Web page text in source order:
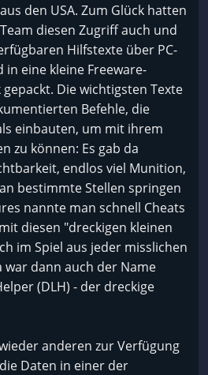
den USA. Zum Glück hatten
diesen Zugriff auch und
Hilfstexte über PC-
in eine kleine Freeware-
Die wichtigsten Texte
Befehle, die
einbauten, um mit ihrem
zu können: Es gab da
endlos viel Munition,
bestimmte Stellen springen
nannte man schnell Cheats
diesen "dreckigen kleinen
im Spiel aus jeder misslichen
war dann auch der Name
(DLH) - der dreckige
anderen zur Verfügung
Daten in einer der